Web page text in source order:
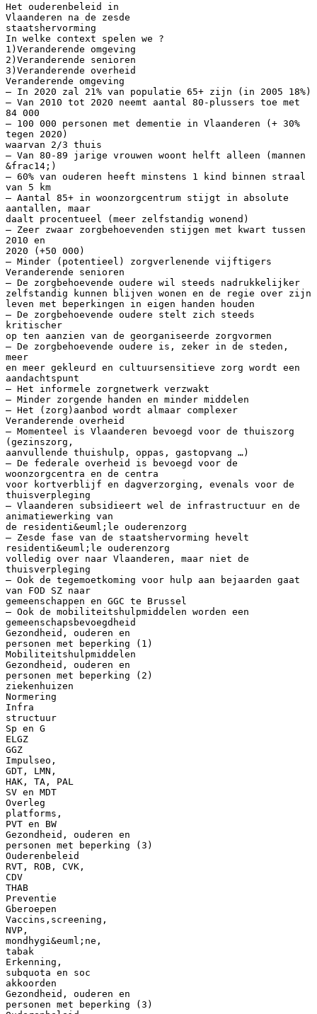
Het ouderenbeleid in
Vlaanderen na de zesde
staatshervorming
In welke context spelen we ?
1)Veranderende omgeving
2)Veranderende senioren
3)Veranderende overheid
Veranderende omgeving
– In 2020 zal 21% van populatie 65+ zijn (in 2005 18%)
– Van 2010 tot 2020 neemt aantal 80-plussers toe met
84 000
– 100 000 personen met dementie in Vlaanderen (+ 30%
tegen 2020)
waarvan 2/3 thuis
– Van 80-89 jarige vrouwen woont helft alleen (mannen
&frac14;)
– 60% van ouderen heeft minstens 1 kind binnen straal
van 5 km
– Aantal 85+ in woonzorgcentrum stijgt in absolute
aantallen, maar
daalt procentueel (meer zelfstandig wonend)
– Zeer zwaar zorgbehoevenden stijgen met kwart tussen
2010 en
2020 (+50 000)
– Minder (potentieel) zorgverlenende vijftigers
Veranderende senioren
– De zorgbehoevende oudere wil steeds nadrukkelijker
zelfstandig kunnen blijven wonen en de regie over zijn
leven met beperkingen in eigen handen houden
– De zorgbehoevende oudere stelt zich steeds
kritischer
op ten aanzien van de georganiseerde zorgvormen
– De zorgbehoevende oudere is, zeker in de steden,
meer
en meer gekleurd en cultuursensitieve zorg wordt een
aandachtspunt
– Het informele zorgnetwerk verzwakt
– Minder zorgende handen en minder middelen
– Het (zorg)aanbod wordt almaar complexer
Veranderende overheid
– Momenteel is Vlaanderen bevoegd voor de thuiszorg
(gezinszorg,
aanvullende thuishulp, oppas, gastopvang …)
– De federale overheid is bevoegd voor de
woonzorgcentra en de centra
voor kortverblijf en dagverzorging, evenals voor de
thuisverpleging
– Vlaanderen subsidieert wel de infrastructuur en de
animatiewerking van
de residenti&euml;le ouderenzorg
– Zesde fase van de staatshervorming hevelt
residenti&euml;le ouderenzorg
volledig over naar Vlaanderen, maar niet de
thuisverpleging
– Ook de tegemoetkoming voor hulp aan bejaarden gaat
van FOD SZ naar
gemeenschappen en GGC te Brussel
– Ook de mobiliteitshulpmiddelen worden een
gemeenschapsbevoegdheid
Gezondheid, ouderen en
personen met beperking (1)
Mobiliteitshulpmiddelen
Gezondheid, ouderen en
personen met beperking (2)
ziekenhuizen
Normering
Infra
structuur
Sp en G
ELGZ
GGZ
Impulseo,
GDT, LMN,
HAK, TA, PAL
SV en MDT
Overleg
platforms,
PVT en BW
Gezondheid, ouderen en
personen met beperking (3)
Ouderenbeleid
RVT, ROB, CVK,
CDV
THAB
Preventie
Gberoepen
Vaccins,screening,
NVP,
mondhygi&euml;ne,
tabak
Erkenning,
subquota en soc
akkoorden
Gezondheid, ouderen en
personen met beperking (3)